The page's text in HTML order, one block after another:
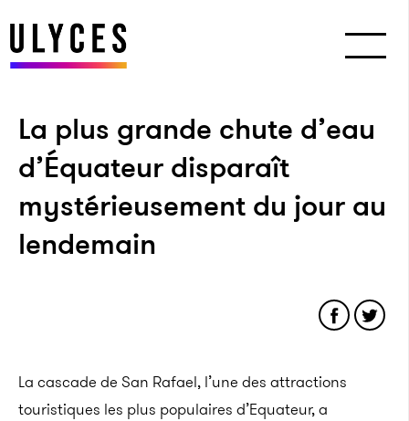
La plus grande chute d’eau
d’Équateur disparaît
mystérieusement du jour au
lendemain
La cascade de San Rafael, l’une des attractions
touristiques les plus populaires d’Equateur, a